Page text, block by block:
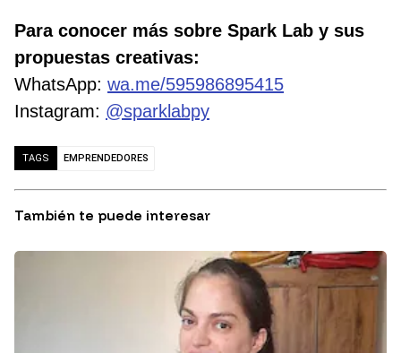
Para conocer más sobre Spark Lab y sus
propuestas creativas:
WhatsApp: wa.me/595986895415
Instagram: @sparklabpy
TAGS EMPRENDEDORES
También te puede interesar